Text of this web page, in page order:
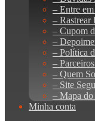
– Entre
– Rastrear
– Cupom
–
– Política
–
– Quem
– Site
– Mapa do
Minha conta